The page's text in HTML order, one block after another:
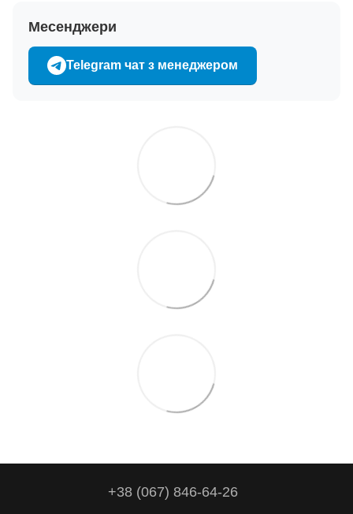
Месенджери
Telegram чат з менеджером
+38 (067) 846-64-26